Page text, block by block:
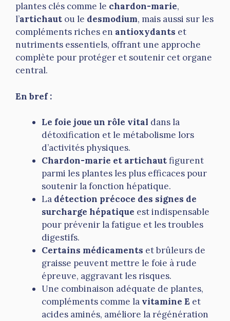
plantes clés comme le chardon-marie,
l’artichaut ou le desmodium, mais aussi sur les
compléments riches en antioxydants et
nutriments essentiels, offrant une approche
complète pour protéger et soutenir cet organe
central.
En bref :
Le foie joue un rôle vital dans la
détoxification et le métabolisme lors
d’activités physiques.
Chardon-marie et artichautfigurent
parmi les plantes les plus efficaces pour
soutenir la fonction hépatique.
La détection précoce des signes de
surcharge hépatique est indispensable
pour prévenir la fatigue et les troubles
digestifs.
Certains médicaments et brûleurs de
graisse peuvent mettre le foie à rude
épreuve, aggravant les risques.
Une combinaison adéquate de plantes,
compléments comme la vitamine E et
acides aminés, améliore la régénération